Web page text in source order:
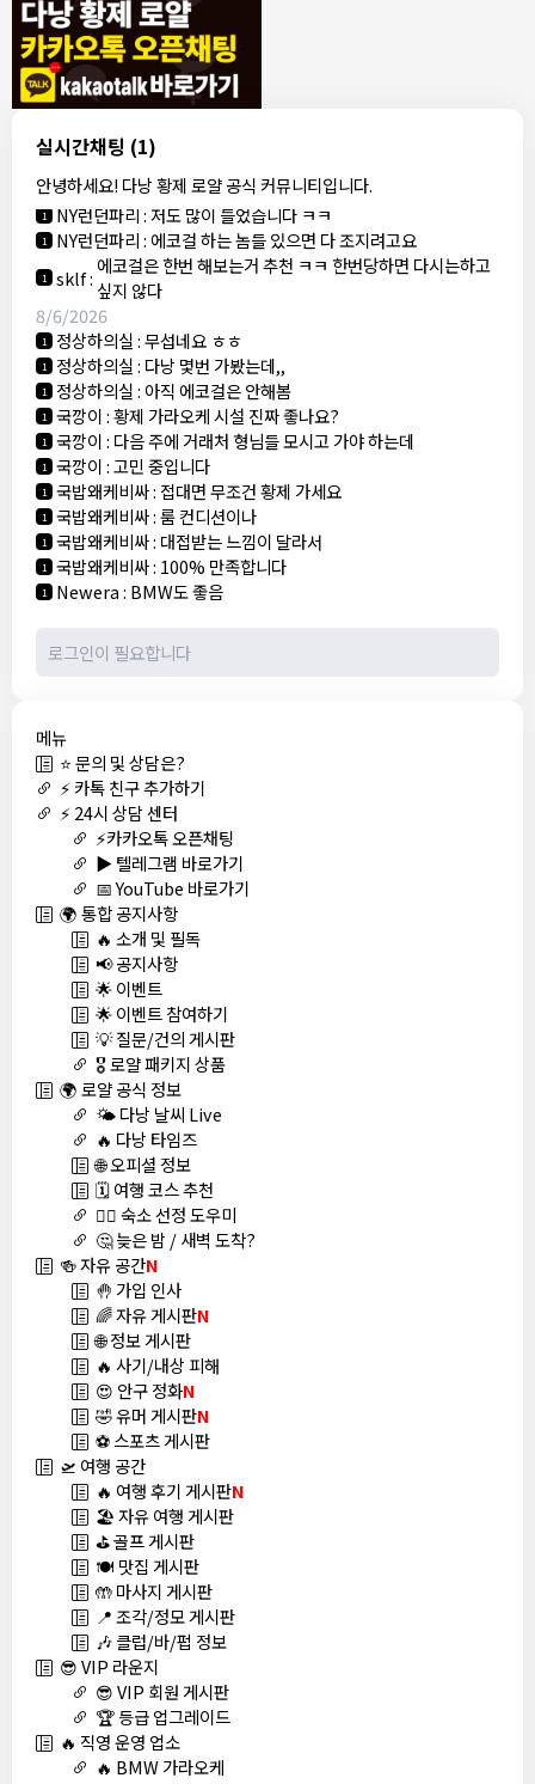
실시간채팅 (1)
안녕하세요! 다낭 황제 로얄 공식 커뮤니티입니다.
8/4/2026
1 모기한테물림:여기도 문의해보면 바로 알려줌
1 모기한테물림:정찰가보다 쌀수 없음
1 결혼안해:ㄹㅇ 팩트 ㅋㅋㅋㅋ
결혼안해:ㄹㅇ 팩트 ㅋㅋㅋㅋ
8/5/2026
NY런던파리 :다낭 에코걸 여기서 예약 가능한가요?
1 3군:에코걸 좀 조심 하는게 좋음
1 NY런던파리:저도 많이 들었습니다 ㅋㅋ
1 NY런던파리: 에코걸 하는 놈들 있으면 다 조지려고요
1 sklf: 에코걸은 한번 해보는거 추천 ㅋㅋ 한번당하면 다시는하고
싶지 않다
8/6/2026
1 정상하의실:무섭네요 ㅎㅎ
1 정상하의실: 다낭 몇번 가봤는데,,
1 정상하의실: 아직 에코걸은 안해봄
1 국깡이:황제 가라오케 시설 진짜 좋나요?
1 국깡이: 다음 주에 거래처 형님들 모시고 가야 하는데
1 국깡이:고민 중입니다
1 국밥왜케비싸: 접대면 무조건 황제 가세요
1 국밥왜케비싸:룸 컨디션이나
1 국밥왜케비싸: 대접받는 느낌이 달라서
1 국밥왜케비싸: 100% 만족합니다
1 Newera: BMW도 좋음
메뉴
⭐ 문의 및 상담은?
⚡ 카톡 친구 추가하기
⚡ 24시 상담 센터
⚡카카오톡 오픈채팅
▶️ 텔레그램 바로가기
📅 YouTube 바로가기
🌍 통합 공지사항
🔥 소개 및 필독
📢 공지사항
🌟 이벤트
🌟 이벤트 참여하기
💡 질문/건의 게시판
🎖️ 로얄 패키지 상품
🌍 로얄 공식 정보
🌤️ 다낭 날씨 Live
🔥 다낭 타임즈
🌐 오피셜 정보
🗓️ 여행 코스 추천
🏊‍♀️ 숙소 선정 도우미
🤔 늦은 밤 / 새벽 도착?
🍻 자유 공간N
🤚 가입 인사
🌈 자유 게시판N
🌐 정보 게시판
🔥 사기/내상 피해
😍 안구 정화N
🤣 유머 게시판N
⚽ 스포츠 게시판
🛫 여행 공간
🔥 여행 후기 게시판N
🏖️ 자유 여행 게시판
⛳ 골프 게시판
🍽️ 맛집 게시판
🤲 마사지 게시판
📍 조각/정모 게시판
🎶 클럽/바/펍 정보
😎 VIP 라운지
😎 VIP 회원 게시판
🏆 등급 업그레이드
🔥 직영 운영 업소
🔥 BMW 가라오케